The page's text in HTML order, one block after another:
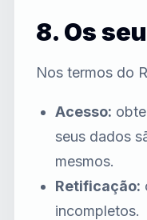
8. Os
Nos termos do
Acesso:
seus dados
mesmos.
Retificação:
incompletos.